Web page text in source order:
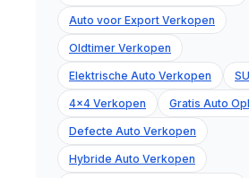
Auto voor Export Verkopen
Oldtimer Verkopen
Elektrische Auto Verkopen
4x4 Verkopen Gratis Auto
Defecte Auto Verkopen
Hybride Auto Verkopen